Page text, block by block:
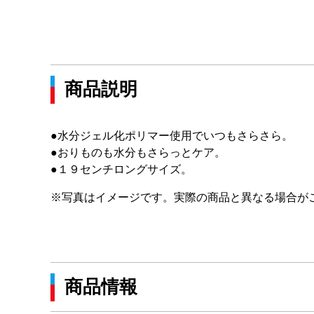
商品説明
●水分ジェル化ポリマー使用でいつもさらさら。
●おりものも水分もさらっとケア。
●１９センチロングサイズ。
※写真はイメージです。実際の商品と異なる場合が
商品情報